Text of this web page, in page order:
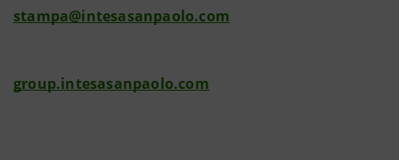
stampa@intesasanpaolo.com
group.intesasanpaolo.com